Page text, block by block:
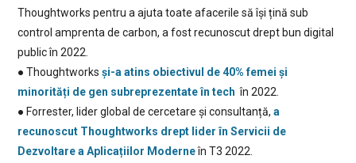
Thoughtworks pentru a ajuta toate afacerile să își țină sub
control amprenta de carbon, a fost recunoscut drept bun digital
public în 2022.
● Thoughtworks și-a atins obiectivul de 40% femei și
minorități de gen subreprezentate în tech în 2022.
● Forrester, lider global de cercetare și consultanță, a
recunoscut Thoughtworks drept lider în Servicii de
Dezvoltare a Aplicațiilor Moderneîn T3 2022.